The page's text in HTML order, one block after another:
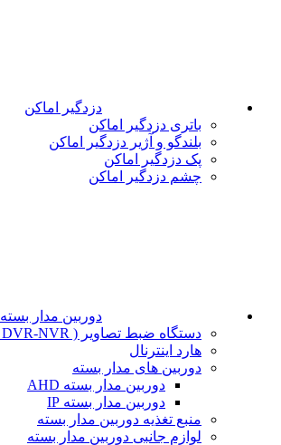
دزدگیر اماکن
باتری دزدگیر اماکن
بلندگو و آژیر دزدگیر اماکن
پک دزدگیر اماکن
چشم دزدگیر اماکن
دوربین مدار بسته
دستگاه ضبط تصاویر ( DVR-NVR )
هارد اینترنال
دوربین های مدار بسته
دوربین مدار بسته AHD
دوربین مدار بسته IP
منبع تغذیه دوربین مدار بسته
لوازم جانبی دوربین مدار بسته